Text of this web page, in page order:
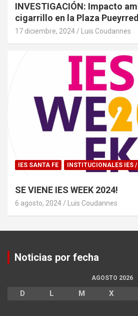
INVESTIGACIÓN: Impacto
cigarrillo en la Plaza
17 diciembre, 2024 Luis Coudannes
IES SANTA FE INSTITUCIONALES IES /
SE VIENE IES WEEK 2024!
6 agosto, 2024 Luis Coudannes
Noticias por fecha
AGOSTO 2026
D L M X